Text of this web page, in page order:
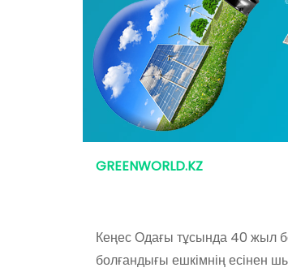
GREENWORLD.KZ
Кеңес Одағы тұсында 40 жыл
болғандығы ешкімнің есінен